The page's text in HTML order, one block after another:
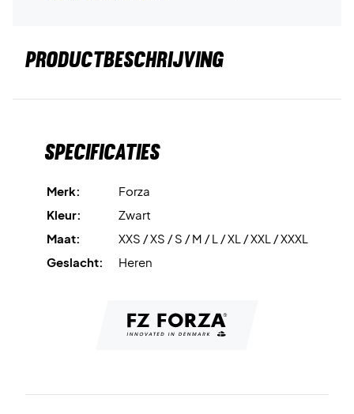
PRODUCTBESCHRIJVING
Specificaties
Merk:
Forza
Kleur:
Zwart
Maat:
XXS / XS / S / M / L / XL / XXL / XXXL
Geslacht:
Heren